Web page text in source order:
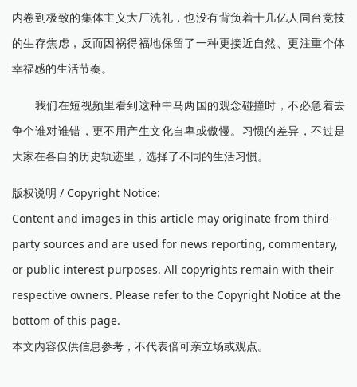
内卷到极致的集体主义大厂洗礼，也没有背负着十几亿人同台竞技
的生存焦虑，反而因祸得福地保留了一种更接近自然、更注重个体
幸福感的生活节奏。
我们在短视频里看到这种中马两国的观念碰撞时，不必急着去
争个谁对谁错，更不用产生文化自卑或傲慢。习惯的差异，不过是
大家在各自的历史轨迹里，选择了不同的生活习惯。
版权说明 / Copyright Notice:
Content and images in this article may originate from third-
party sources and are used for news reporting, commentary,
or public interest purposes. All copyrights remain with their
respective owners. Please refer to the Copyright Notice at the
bottom of this page.
本文内容仅供信息参考，不代表倍可亲立场或观点。